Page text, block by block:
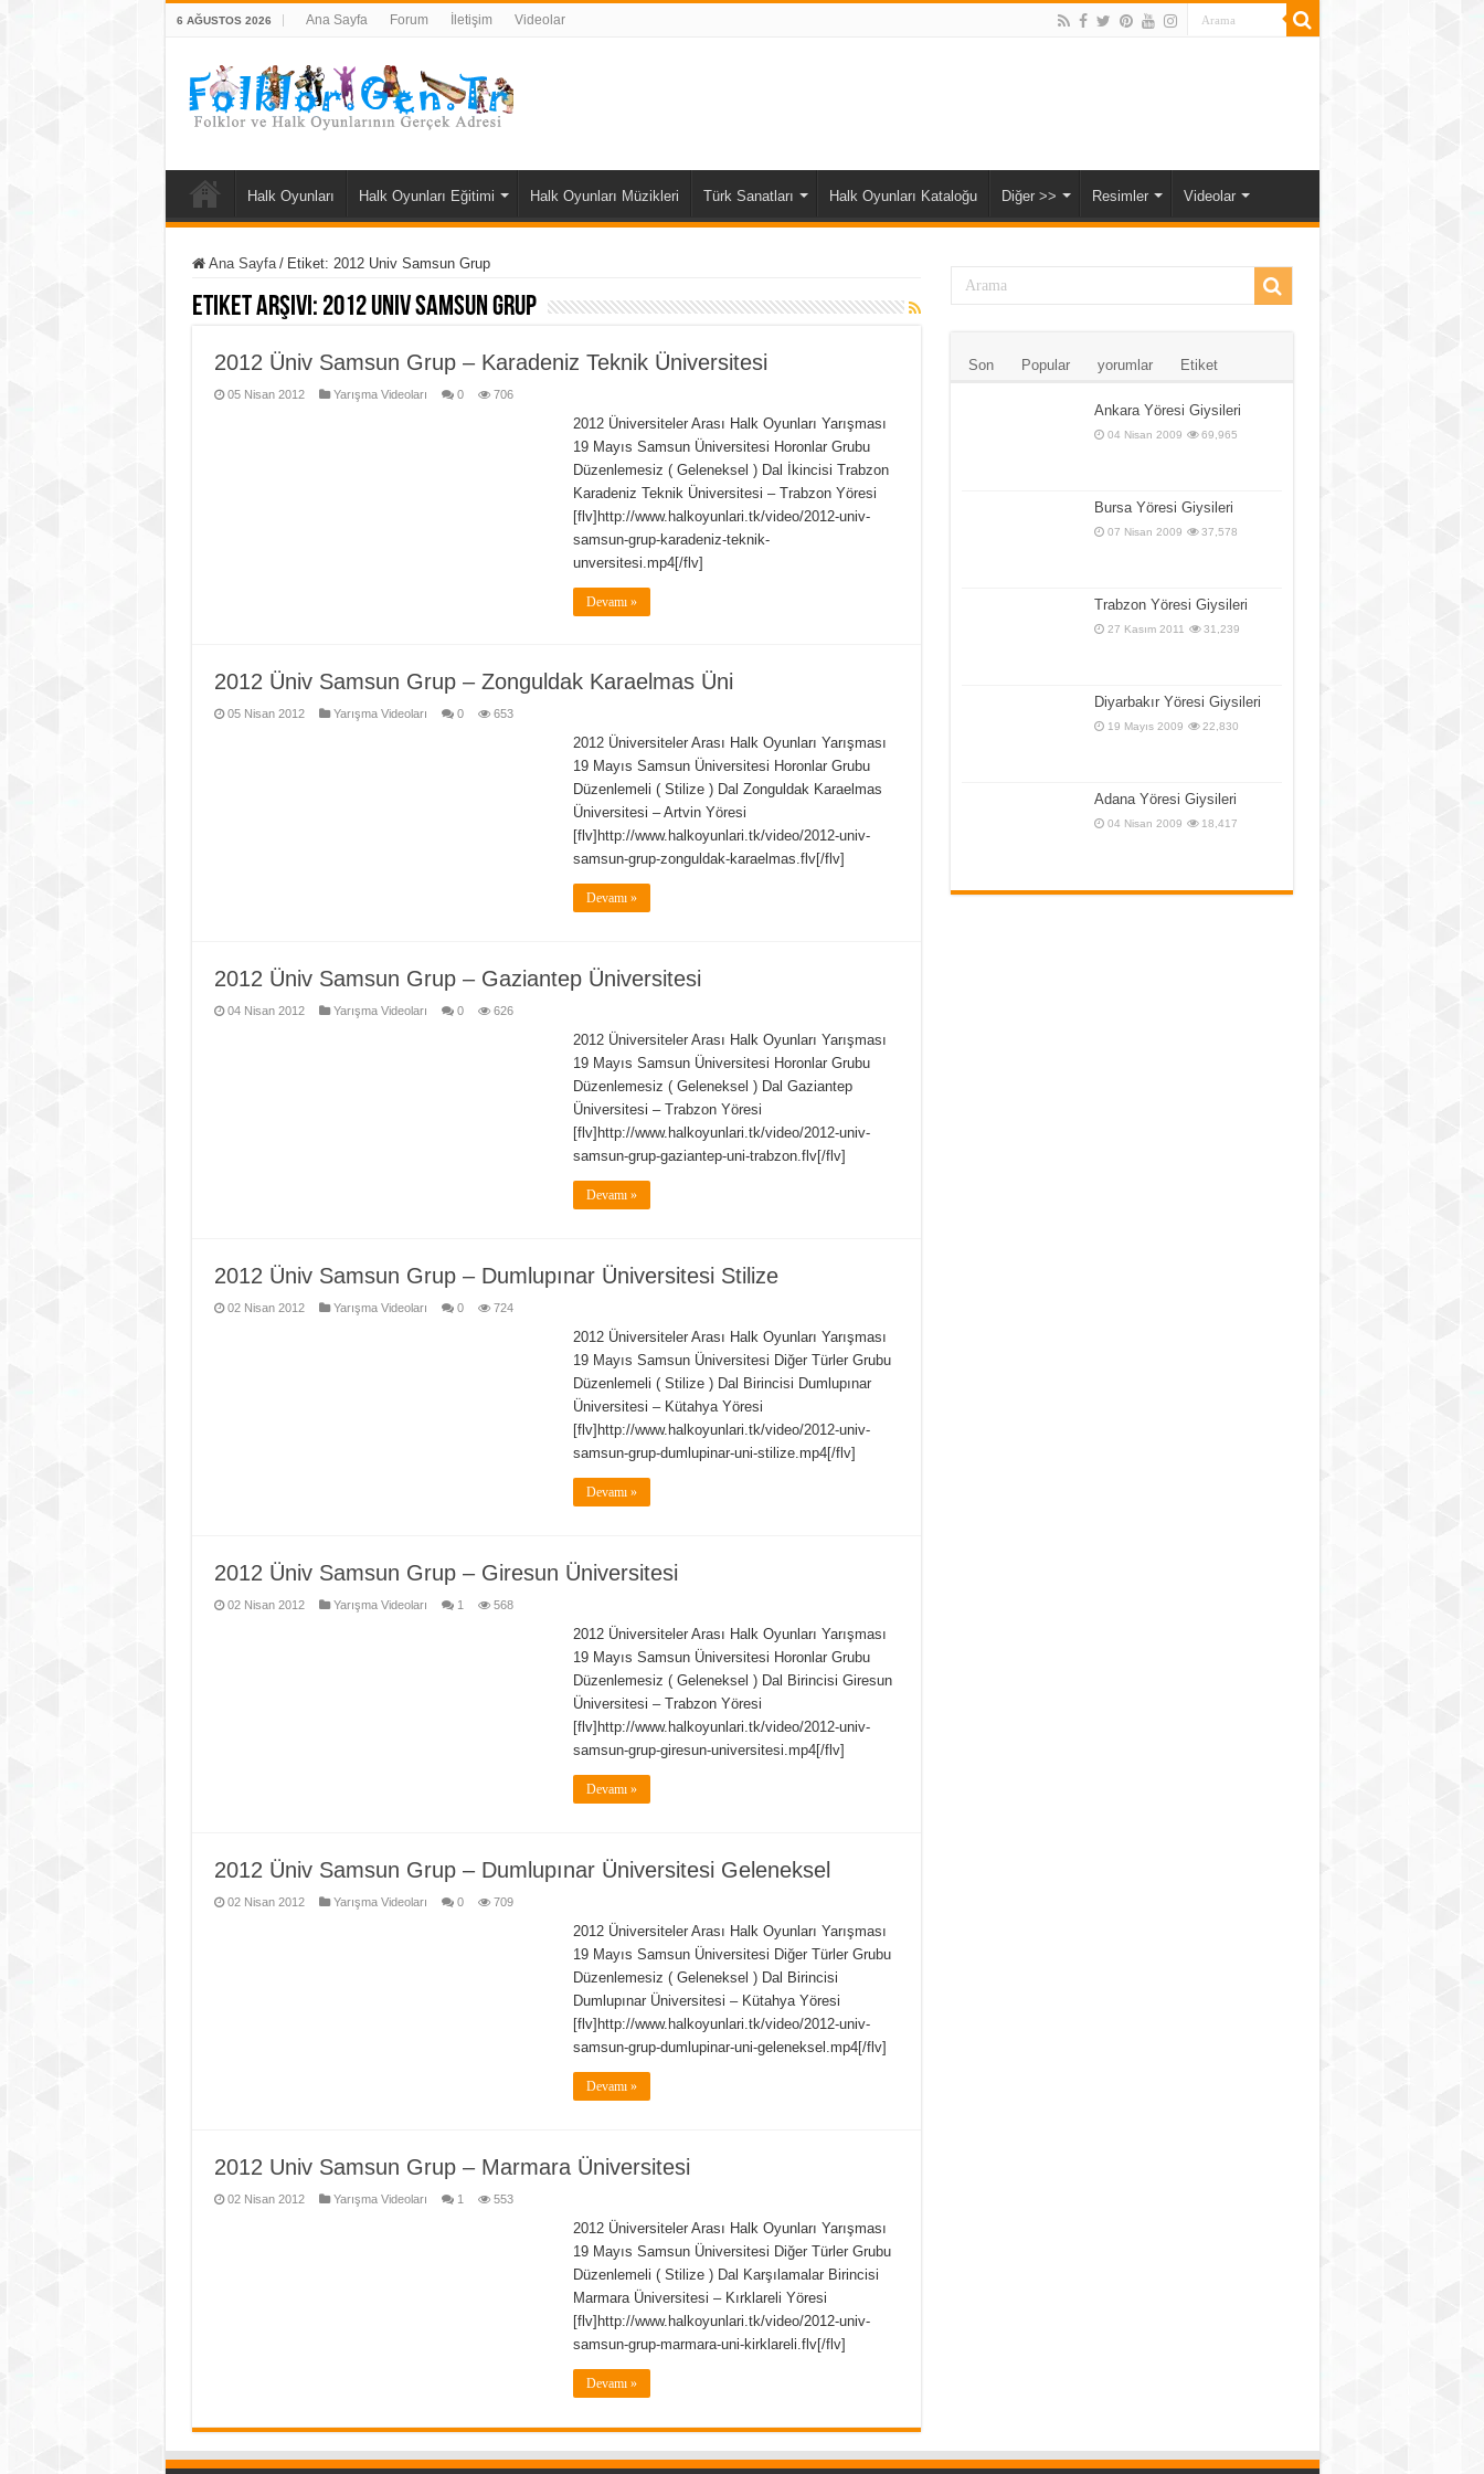
6 AĞUSTOS 2026 Ana Sayfa Forum İletişim Videolar
Halk Oyunları Halk Oyunları Eğitimi Halk Oyunları Müzikleri Türk Sanatları Halk Oyunları Kataloğu Diğer >> Resimler Videolar
Ana Sayfa / Etiket: 2012 Univ Samsun Grup
Etiket Arşivi: 2012 Univ Samsun Grup
2012 Üniv Samsun Grup – Karadeniz Teknik Üniversitesi
05 Nisan 2012 Yarışma Videoları 0 706
2012 Üniversiteler Arası Halk Oyunları Yarışması
19 Mayıs Samsun Üniversitesi Horonlar Grubu
Düzenlemesiz ( Geleneksel ) Dal İkincisi Trabzon
Karadeniz Teknik Üniversitesi – Trabzon Yöresi
[flv]http://www.halkoyunlari.tk/video/2012-univ-
samsun-grup-karadeniz-teknik-
unversitesi.mp4[/flv]
Devamı »
2012 Üniv Samsun Grup – Zonguldak Karaelmas Üni
05 Nisan 2012 Yarışma Videoları 0 653
2012 Üniversiteler Arası Halk Oyunları Yarışması
19 Mayıs Samsun Üniversitesi Horonlar Grubu
Düzenlemeli ( Stilize ) Dal Zonguldak Karaelmas
Üniversitesi – Artvin Yöresi
[flv]http://www.halkoyunlari.tk/video/2012-univ-
samsun-grup-zonguldak-karaelmas.flv[/flv]
Devamı »
2012 Üniv Samsun Grup – Gaziantep Üniversitesi
04 Nisan 2012 Yarışma Videoları 0 626
2012 Üniversiteler Arası Halk Oyunları Yarışması
19 Mayıs Samsun Üniversitesi Horonlar Grubu
Düzenlemesiz ( Geleneksel ) Dal Gaziantep
Üniversitesi – Trabzon Yöresi
[flv]http://www.halkoyunlari.tk/video/2012-univ-
samsun-grup-gaziantep-uni-trabzon.flv[/flv]
Devamı »
2012 Üniv Samsun Grup – Dumlupınar Üniversitesi Stilize
02 Nisan 2012 Yarışma Videoları 0 724
2012 Üniversiteler Arası Halk Oyunları Yarışması
19 Mayıs Samsun Üniversitesi Diğer Türler Grubu
Düzenlemeli ( Stilize ) Dal Birincisi Dumlupınar
Üniversitesi – Kütahya Yöresi
[flv]http://www.halkoyunlari.tk/video/2012-univ-
samsun-grup-dumlupinar-uni-stilize.mp4[/flv]
Devamı »
2012 Üniv Samsun Grup – Giresun Üniversitesi
02 Nisan 2012 Yarışma Videoları 1 568
2012 Üniversiteler Arası Halk Oyunları Yarışması
19 Mayıs Samsun Üniversitesi Horonlar Grubu
Düzenlemesiz ( Geleneksel ) Dal Birincisi Giresun
Üniversitesi – Trabzon Yöresi
[flv]http://www.halkoyunlari.tk/video/2012-univ-
samsun-grup-giresun-universitesi.mp4[/flv]
Devamı »
2012 Üniv Samsun Grup – Dumlupınar Üniversitesi Geleneksel
02 Nisan 2012 Yarışma Videoları 0 709
2012 Üniversiteler Arası Halk Oyunları Yarışması
19 Mayıs Samsun Üniversitesi Diğer Türler Grubu
Düzenlemesiz ( Geleneksel ) Dal Birincisi
Dumlupınar Üniversitesi – Kütahya Yöresi
[flv]http://www.halkoyunlari.tk/video/2012-univ-
samsun-grup-dumlupinar-uni-geleneksel.mp4[/flv]
Devamı »
2012 Univ Samsun Grup – Marmara Üniversitesi
02 Nisan 2012 Yarışma Videoları 1 553
2012 Üniversiteler Arası Halk Oyunları Yarışması
19 Mayıs Samsun Üniversitesi Diğer Türler Grubu
Düzenlemeli ( Stilize ) Dal Karşılamalar Birincisi
Marmara Üniversitesi – Kırklareli Yöresi
[flv]http://www.halkoyunlari.tk/video/2012-univ-
samsun-grup-marmara-uni-kirklareli.flv[/flv]
Devamı »
Son Popular yorumlar Etiket
Ankara Yöresi Giysileri
04 Nisan 2009 69,965
Bursa Yöresi Giysileri
07 Nisan 2009 37,578
Trabzon Yöresi Giysileri
27 Kasım 2011 31,239
Diyarbakır Yöresi Giysileri
19 Mayıs 2009 22,830
Adana Yöresi Giysileri
04 Nisan 2009 18,417